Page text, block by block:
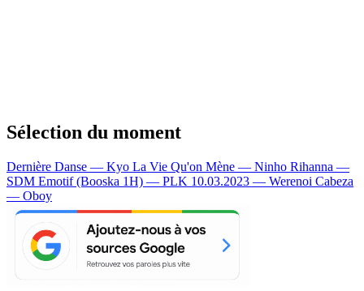
Sélection du moment
Dernière Danse — Kyo La Vie Qu'on Mène — Ninho Rihanna —
SDM Emotif (Booska 1H) — PLK 10.03.2023 — Werenoi Cabeza
— Oboy